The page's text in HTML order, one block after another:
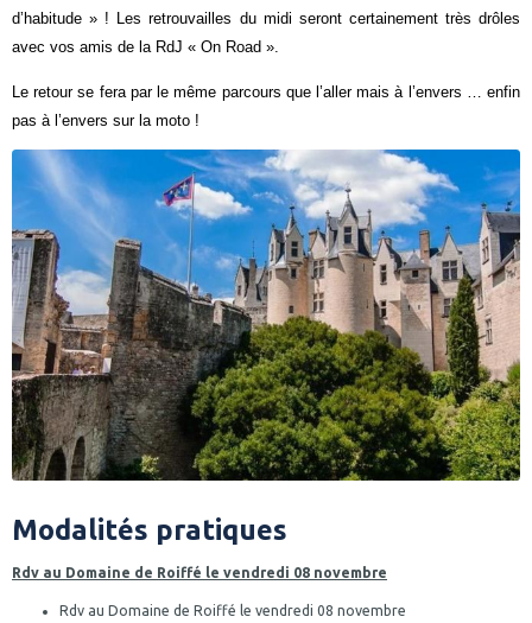
d’habitude » ! Les retrouvailles du midi seront certainement très drôles
avec vos amis de la RdJ « On Road ».
Le retour se fera par le même parcours que l’aller mais à l’envers … enfin
pas à l’envers sur la moto !
Modalités pratiques
Rdv au Domaine de Roiffé le vendredi 08 novembre
Rdv au Domaine de Roiffé le vendredi 08 novembre